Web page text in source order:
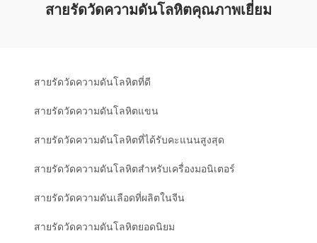
สายรัดวัดความดันโลหิตคุณภาพเยี่ยม
สายรัดวัดความดันโลหิตที่ดี
สายรัดวัดความดันโลหิตแขน
สายรัดวัดความดันโลหิตที่ได้รับคะแนนสูงสุด
สายรัดวัดความดันโลหิตสำหรับเครื่องมอนิเตอร์
สายรัดวัดความดันเลือดที่ผลิตในจีน
สายรัดวัดความดันโลหิตยอดนิยม